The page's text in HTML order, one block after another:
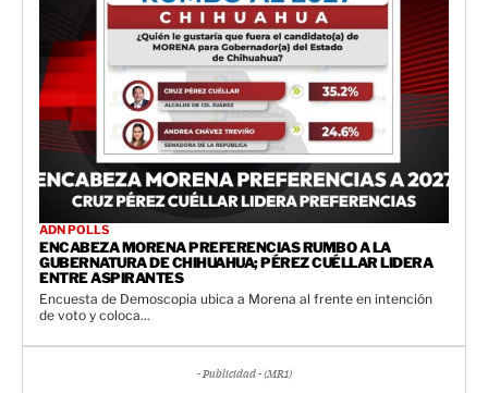
ADN POLLS
ENCABEZA MORENA PREFERENCIAS RUMBO A LA
GUBERNATURA DE CHIHUAHUA; PÉREZ CUÉLLAR LIDERA
ENTRE ASPIRANTES
Encuesta de Demoscopia ubica a Morena al frente en intención
de voto y coloca...
- Publicidad - (MR1)